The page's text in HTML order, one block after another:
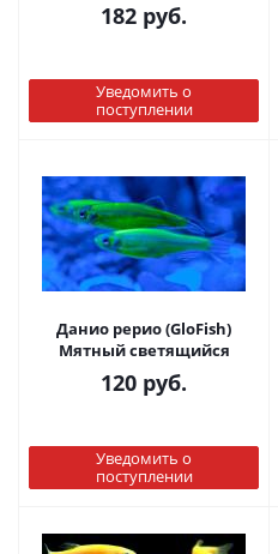
182 руб.
Уведомить о
поступлении
Данио рерио (GloFish)
Мятный светящийся
120 руб.
Уведомить о
поступлении